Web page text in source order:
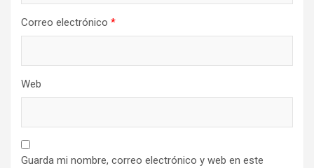
Correo electrónico *
Web
Guarda mi nombre, correo electrónico y web en este